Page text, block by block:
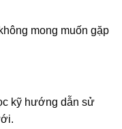
mong muốn gặp
kỹ hướng dẫn sử